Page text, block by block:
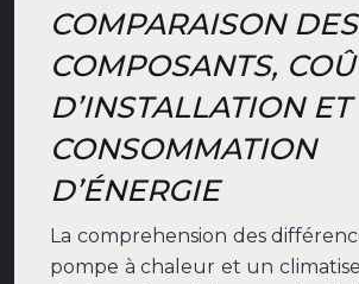
COMPARAISON DES
COMPOSANTS,
D’INSTALLATION ET
CONSOMMATION
D’ÉNERGIE
La comprehension des
pompe à chaleur et un